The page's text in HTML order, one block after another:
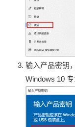
输入产品密钥
Windows 10 专